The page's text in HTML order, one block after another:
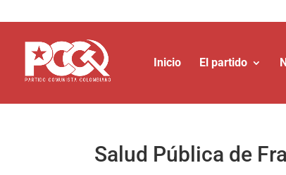
Inicio El partido
Salud Pública de